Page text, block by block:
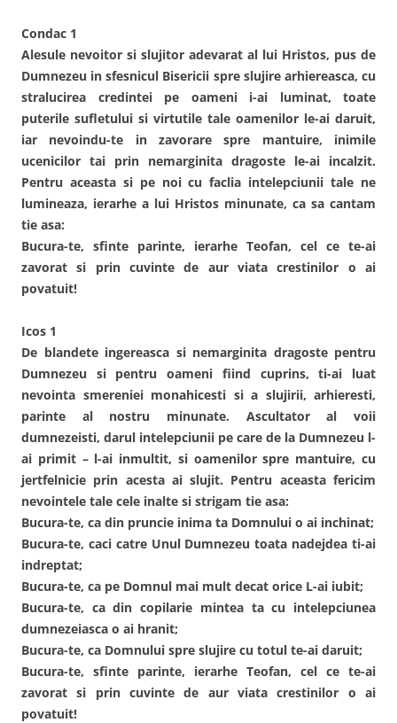
Condac 1
Alesule nevoitor si slujitor adevarat al lui Hristos, pus de
Dumnezeu in sfesnicul Bisericii spre slujire arhiereasca, cu
stralucirea credintei pe oameni i-ai luminat, toate
puterile sufletului si virtutile tale oamenilor le-ai daruit,
iar nevoindu-te in zavorare spre mantuire, inimile
ucenicilor tai prin nemarginita dragoste le-ai incalzit.
Pentru aceasta si pe noi cu faclia intelepciunii tale ne
lumineaza, ierarhe a lui Hristos minunate, ca sa cantam
tie asa:
Bucura-te, sfinte parinte, ierarhe Teofan, cel ce te-ai
zavorat si prin cuvinte de aur viata crestinilor o ai
povatuit!
Icos 1
De blandete ingereasca si nemarginita dragoste pentru
Dumnezeu si pentru oameni fiind cuprins, ti-ai luat
nevointa smereniei monahicesti si a slujirii, arhieresti,
parinte al nostru minunate. Ascultator al voii
dumnezeisti, darul intelepciunii pe care de la Dumnezeu l-
ai primit – l-ai inmultit, si oamenilor spre mantuire, cu
jertfelnicie prin acesta ai slujit. Pentru aceasta fericim
nevointele tale cele inalte si strigam tie asa:
Bucura-te, ca din pruncie inima ta Domnului o ai inchinat;
Bucura-te, caci catre Unul Dumnezeu toata nadejdea ti-ai
indreptat;
Bucura-te, ca pe Domnul mai mult decat orice L-ai iubit;
Bucura-te, ca din copilarie mintea ta cu intelepciunea
dumnezeiasca o ai hranit;
Bucura-te, ca Domnului spre slujire cu totul te-ai daruit;
Bucura-te, sfinte parinte, ierarhe Teofan, cel ce te-ai
zavorat si prin cuvinte de aur viata crestinilor o ai
povatuit!